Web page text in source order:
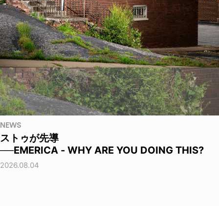
NEWS
ストゥが先導
──EMERICA - WHY ARE YOU DOING THIS?
2026.08.04